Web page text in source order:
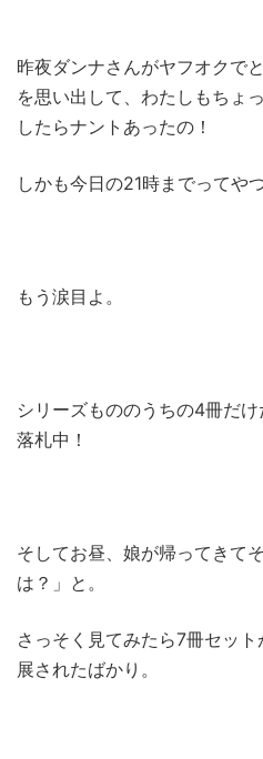
昨夜ダンナさんがヤフオクで
を思い出して、わたしもちょ
したらナントあったの！
しかも今日の21時までってやつ
もう涙目よ。
シリーズもののうちの4冊だ
落札中！
そしてお昼、娘が帰ってきて
は？」と。
さっそく見てみたら7冊セッ
展されたばかり。